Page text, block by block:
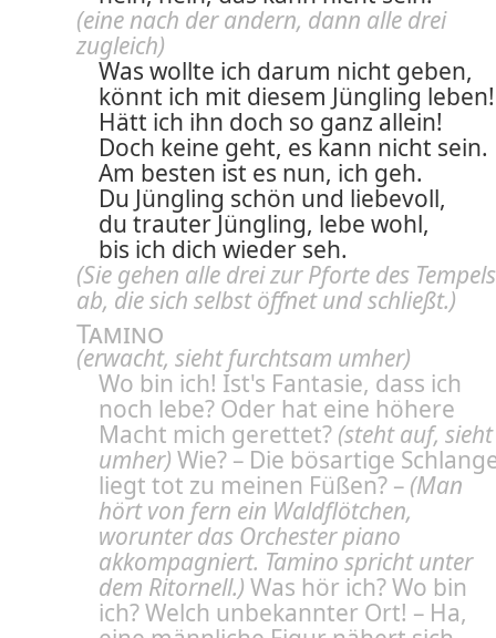
(eine nach der andern, dann alle drei
zugleich)
Was wollte ich darum nicht geben,
könnt ich mit diesem Jüngling leben!
Hätt ich ihn doch so ganz allein!
Doch keine geht, es kann nicht sein.
Am besten ist es nun, ich geh.
Du Jüngling schön und liebevoll,
du trauter Jüngling, lebe wohl,
bis ich dich wieder seh.
(Sie gehen alle drei zur Pforte des Tempels
ab, die sich selbst öffnet und schließt.)
Tamino
(erwacht, sieht furchtsam umher)
Wo bin ich! Ist's Fantasie, dass ich
noch lebe? Oder hat eine höhere
Macht mich gerettet? (steht auf, sieht
umher) Wie? – Die bösartige
liegt tot zu meinen Füßen? – (Man
hört von fern ein Waldflötchen,
worunter das Orchester piano
akkompagniert. Tamino spricht unter
dem Ritornell.) Was hör ich? Wo bin
ich? Welch unbekannter Ort! – Ha,